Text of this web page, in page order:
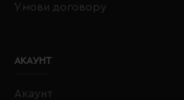
Умови договору
АКАУНТ
Акаунт